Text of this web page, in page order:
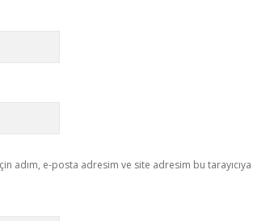
adım, e-posta adresim ve site adresim bu